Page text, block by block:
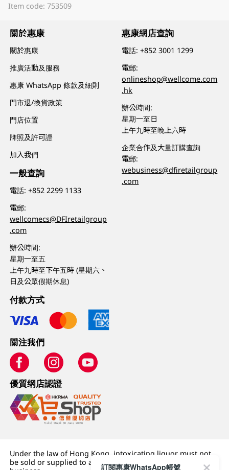
Item code: 753509
關於惠康
關於惠康
推廣活動及服務
惠康 WhatsApp 條款及細則
門市退/換貨政策
門店位置
牌照及許可證
加入我們
一般查詢
電話:+852 2299 1133
電郵:
wellcomecs@DFIretailgroup
.com
辦公時間:
星期一至五
上午九時至下午五時 (星期六、
日及公眾假期休息)
惠康網店查詢
電話:+852 3001 1299
電郵:
onlineshop@wellcome.com
.hk
辦公時間:
星期一至日
上午九時至晚上六時
企業合作及大量訂購查詢
電郵:
webusiness@dfiretailgroup
.com
付款方式
關注我們
優質纲店認證
Under the law of Hong Kong, intoxicating liquor must not
be sold or supplied to a minor (under 18) in the course of
訂閱惠康WhatsApp帳號